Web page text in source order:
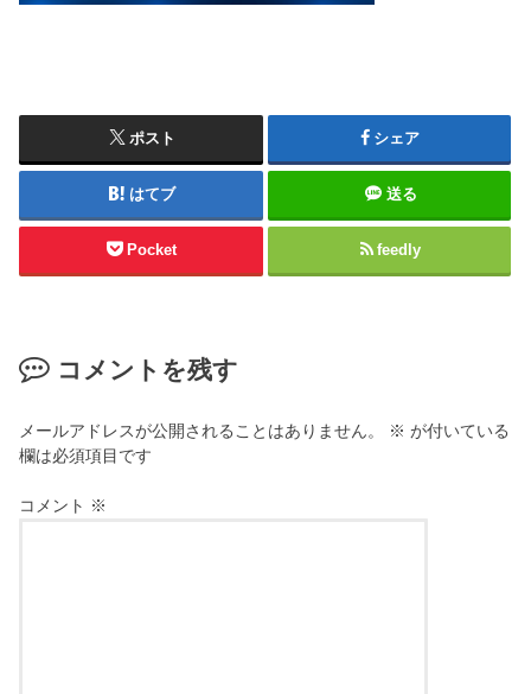
ポスト シェア
はてブ 送る
Pocket feedly
コメントを残す
メールアドレスが公開されることはありません。 ※ が付いている
欄は必須項目です
コメント ※